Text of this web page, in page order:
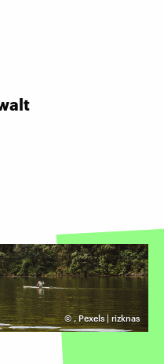
©,Pexels | rizknas